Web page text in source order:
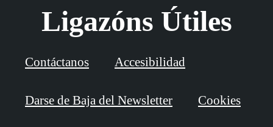
Ligazóns Útiles
Contáctanos Accesibilidad
Darse de Baja del Newsletter Cookies